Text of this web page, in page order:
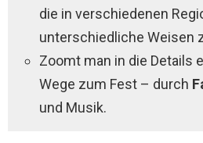
die in verschiedenen
unterschiedliche Weisen
Zoomt man in die Details
Wege zum Fest – durch
und Musik.